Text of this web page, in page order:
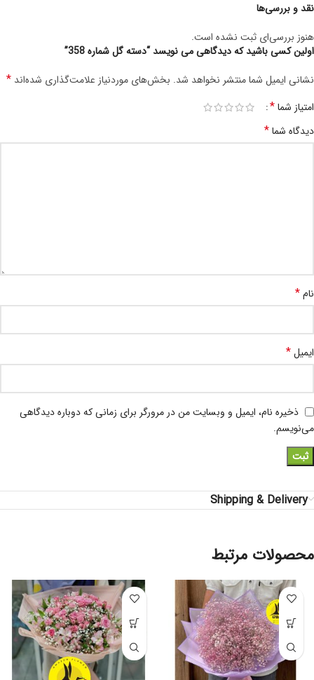
نقد و بررسی‌ها
هنوز بررسی‌ای ثبت نشده است.
اولین کسی باشید که دیدگاهی می نویسد “دسته گل شماره 358”
نشانی ایمیل شما منتشر نخواهد شد. بخش‌های موردنیاز علامت‌گذاری شده‌اند *
امتیاز شما*
دیدگاه شما*
نام*
ایمیل*
ذخیره نام، ایمیل و وبسایت من در مرورگر برای زمانی که دوباره دیدگاهی
می‌نویسم.
Shipping & Delivery
محصولات مرتبط